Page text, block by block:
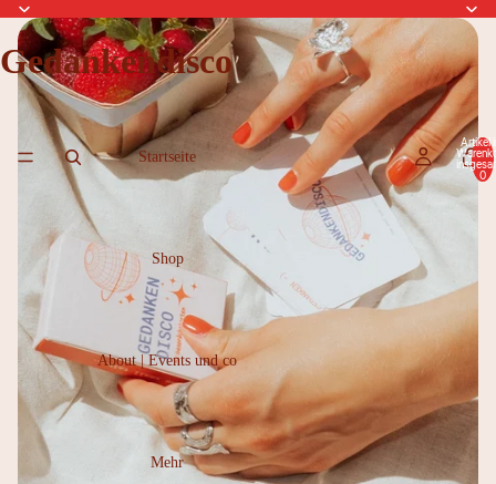
Gedankendisco
Startseite
Shop
About | Events und co
Mehr
Artikel
0